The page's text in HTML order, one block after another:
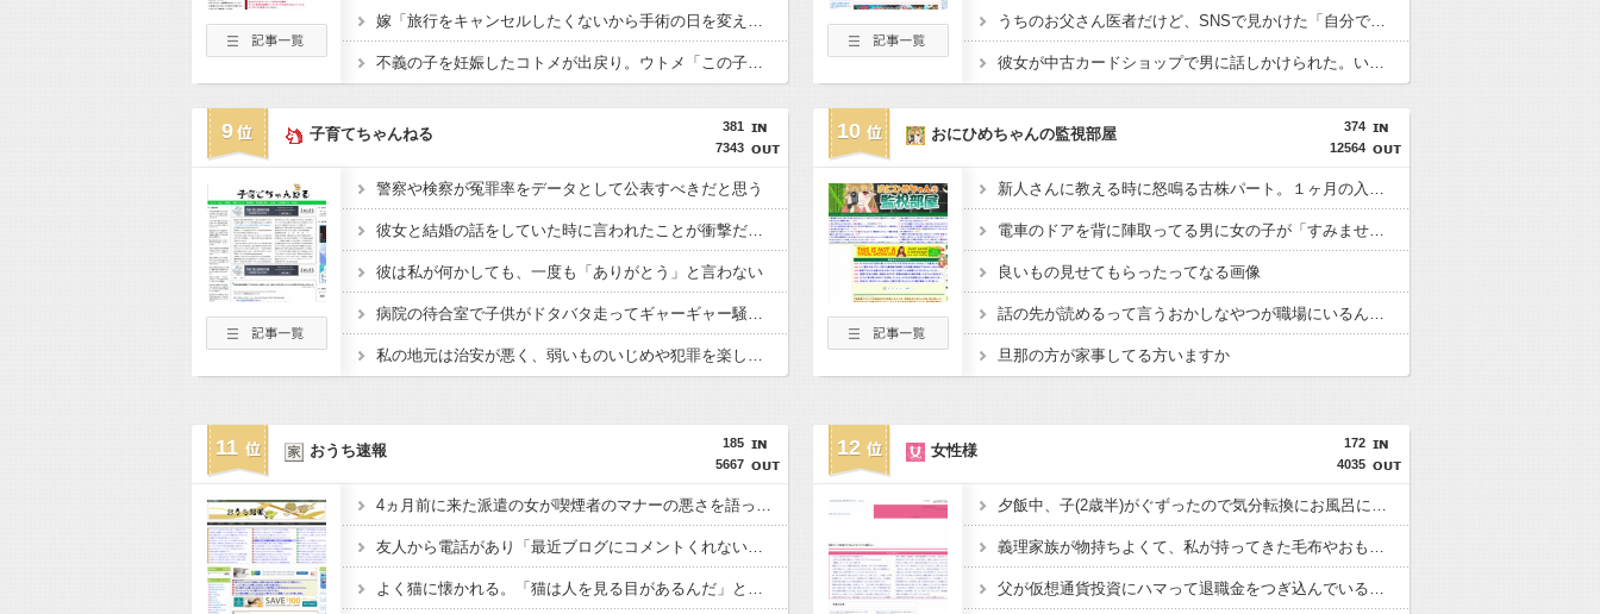
嫁「旅行をキャンセルしたくないから手術の日を変えて」俺「いや、それおかしくない？」→納得できず…
不義の子を妊娠したコトメが出戻り。ウトメ「この子はあなたたちの子として育てて」旦那「ありがとう」私「勝手に決めないで！」→修羅場になり…
うちのお父さん医者だけど、SNSで見かけた「自分で施術した部分しか見てない医師」そっくり。
彼女が中古カードショップで男に話しかけられた。いきなり彼女の持ち歩いてたカードを品定めしだしたらしく…
9
381
7343
子育てちゃんねる
警察や検察が冤罪率をデータとして公表すべきだと思う
彼女と結婚の話をしていた時に言われたことが衝撃だった
彼は私が何かしても、一度も「ありがとう」と言わない
病院の待合室で子供がドタバタ走ってギャーギャー騒いでても親はスマホポチポチか談笑で放置
私の地元は治安が悪く、弱いものいじめや犯罪を楽しみながら行うことが陽キャの条件だった
10
374
12564
おにひめちゃんの監視部屋
新人さんに教える時に怒鳴る古株パート。１ヶ月の入院をした時に皆が口を揃えて「もう戻って来なくていいのに」と言っていてちょっと同情してしまった
電車のドアを背に陣取ってる男に女の子が「すみません降ります」と声をかけたが男は知らん顔でスマホいじり
良いもの見せてもらったってなる画像
話の先が読めるって言うおかしなやつが職場にいるんだけど、ガチで話が噛み合わないし話が飛びまくり散らかりまくりで先に進めないし迷惑すぎる
旦那の方が家事してる方いますか
11
185
5667
おうち速報
4ヵ月前に来た派遣の女が喫煙者のマナーの悪さを語った。「そこまで悪い人は滅多に見ない」と指摘した
友人から電話があり「最近ブログにコメントくれないね」と言われた
よく猫に懐かれる。「猫は人を見る目があるんだ」と自慢してきたけれど、今日たまたま読んだ記事であることを目にした
12
172
4035
女性様
夕飯中、子(2歳半)がぐずったので気分転換にお風呂に入れて出てきたら「皿を片付けてないでしょ！義祖母が洗ったんだけど！？なめてるの？バカにしてるの？」と言われた…
義理家族が物持ちよくて、私が持ってきた毛布やおもちゃを使おうとしても、いつも古いものを使わされてしまう。
父が仮想通貨投資にハマって退職金をつぎ込んでいる…なんとか止めさせたいのだが。